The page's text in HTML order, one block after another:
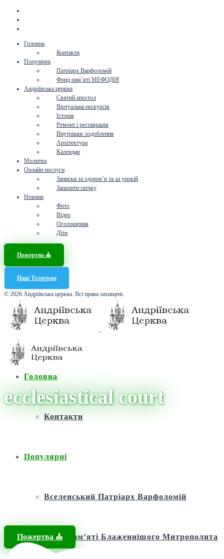
Головна
Контакти
Популярні
Патріарх Варфоломій
Фонд пам’яті МЕФОДІЯ
Андріївська церква
Святий апостол
Віртуальна екскурсія
Історія
Ремонт і реставрація
Внутрішнє оздоблення
Архітектура
Календар
Молитва
Онлайн послуги
Записки за здоров’я та за упокій
Запалити свічку
Новини
Фото
Відео
Оголошення
Діти
Пожертва ⛪️
Наш Телеграм
© 2026 Андріївська церква. Всі права захищені.
Головна
Контакти
Популярні
Вселенський Патріарх Варфоломій
Фонд пам’яті Блаженнішого Митрополита
Пожертва ⛪️
ecclesiastical court